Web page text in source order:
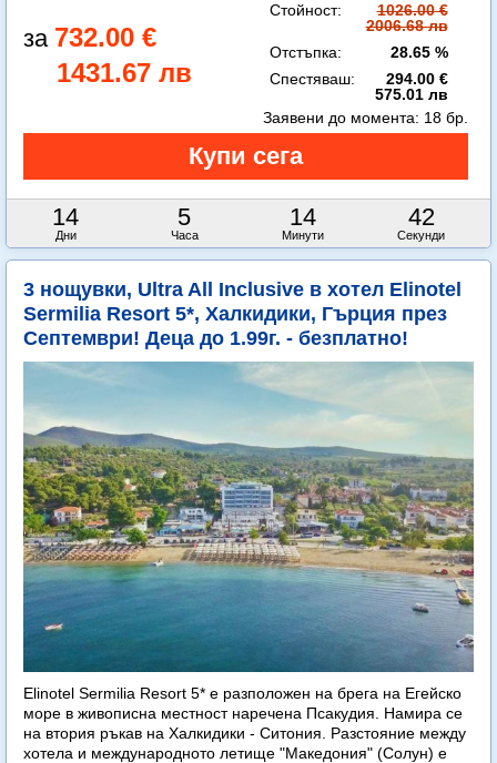
732.00 €
1431.67 лв
Стойност:
1026.00 €
2006.68 лв
Отстъпка:
28.65 %
Спестяваш:
294.00 €
575.01 лв
14
Дни
5
Часа
14
Минути
41
Секунди
Заявени до момента: 18 бр.
3 нощувки, Ultra All Inclusive в хотел Elinotel
Sermilia Resort 5*, Халкидики, Гърция през
Септември! Деца до 1.99г. - безплатно!
Elinotel Sermilia Resort 5* е разположен на брега на Егейско
море в живописна местност наречена Псакудия. Намира се
на втория ръкав на Халкидики - Ситония. Разстояние между
хотела и международното летище "Македония" (Солун) е